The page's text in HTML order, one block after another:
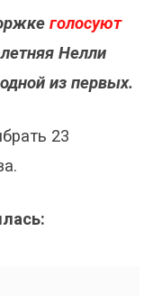
голосуют
Нелли
из первых.
23